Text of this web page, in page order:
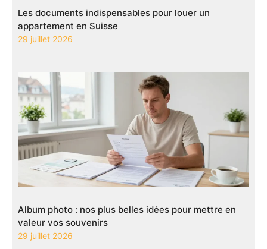
Les documents indispensables pour louer un
appartement en Suisse
29 juillet 2026
Album photo : nos plus belles idées pour mettre en
valeur vos souvenirs
29 juillet 2026